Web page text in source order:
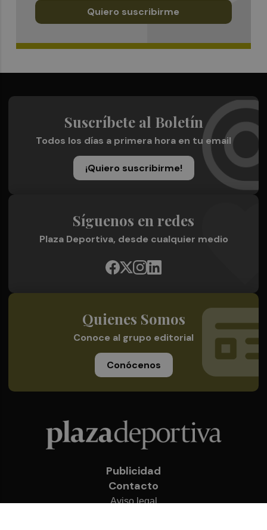
Quiero suscribirme
Suscríbete al Boletín
Todos los días a primera hora en tu email
¡Quiero suscribirme!
Síguenos en redes
Plaza Deportiva, desde cualquier medio
Quienes Somos
Conoce al grupo editorial
Conócenos
Publicidad
Contacto
Aviso legal